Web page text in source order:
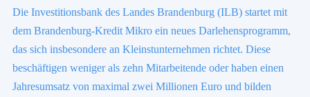
Die Investitionsbank des Landes Brandenburg (ILB) startet mit
dem Brandenburg-Kredit Mikro ein neues Darlehensprogramm,
das sich insbesondere an Kleinstunternehmen richtet. Diese
beschäftigen weniger als zehn Mitarbeitende oder haben einen
Jahresumsatz von maximal zwei Millionen Euro und bilden